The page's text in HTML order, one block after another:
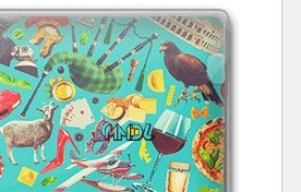
سازه/ معماری/ مهندسی
سرگرمی
شناخت کودکان
طبیعت
علم و فناوری